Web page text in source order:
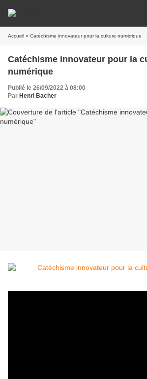
Accueil » Catéchisme innovateur pour la culture numérique
Catéchisme innovateur pour la
numérique
Publié le 26/09/2022 à 08:00
Par Henri Bacher